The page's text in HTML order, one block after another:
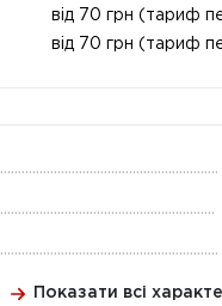
від 70 грн (тариф
від 70 грн (тариф
Показати всі